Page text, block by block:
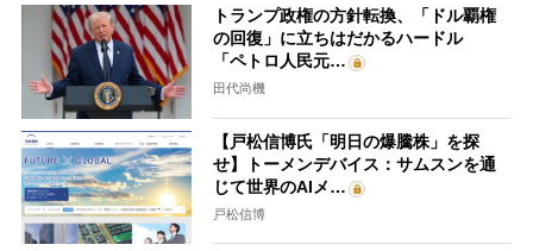
トランプ政権の方針転換、「ドル覇権
の回復」に立ちはだかるハードル
「ペトロ人民元…
田代尚機
【戸松信博氏「明日の爆騰株」を探
せ】トーメンデバイス：サムスンを通
じて世界のAIメ…
戸松信博